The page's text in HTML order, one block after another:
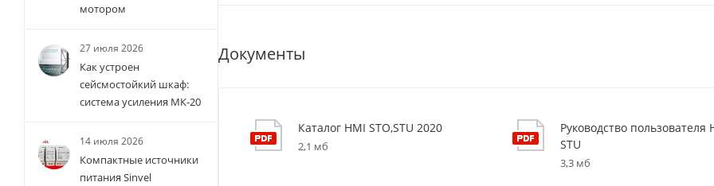
Документы
Каталог HMI STO,STU 2020
2,1 мб
Руководство пользователя
STU
3,3 мб
мотором
27 июля 2026
Как устроен
сейсмостойкий шкаф:
система усиления МК-20
14 июля 2026
Компактные источники
питания Sinvel